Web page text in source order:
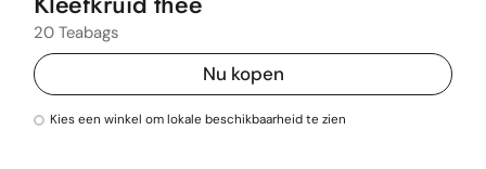
20 Teabags
Nu kopen
Kies een winkel om lokale beschikbaarheid te zien